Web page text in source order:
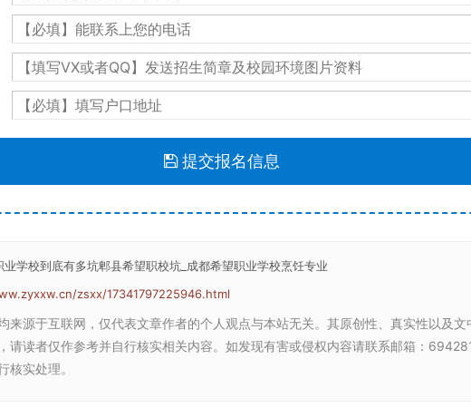
提交报名信息
业学校到底有多坑郫县希望职校坑_成都希望职业学校烹饪专业
zsxx/17341797225946.html
来源于互联网，仅代表文章作者的个人观点与本站无关。其原创性、真实性以及
请读者仅作参考并自行核实相关内容。如发现有害或侵权内容请联系邮箱：
核实处理。